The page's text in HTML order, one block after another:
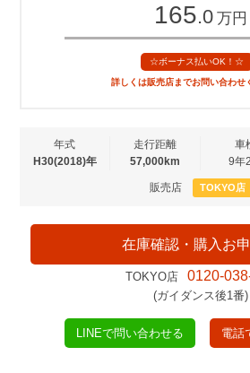
165.0 万円
☆ボーナス払いOK！☆
詳しくは販売店までお問い合わせ
年式
H30(2018)年
走行距離
57,000km
車
9年
販売店 TOKYO店
在庫確認・購入お
TOKYO店 0120-
(ガイダンス後1番)
LINEで問い合わせる 電話